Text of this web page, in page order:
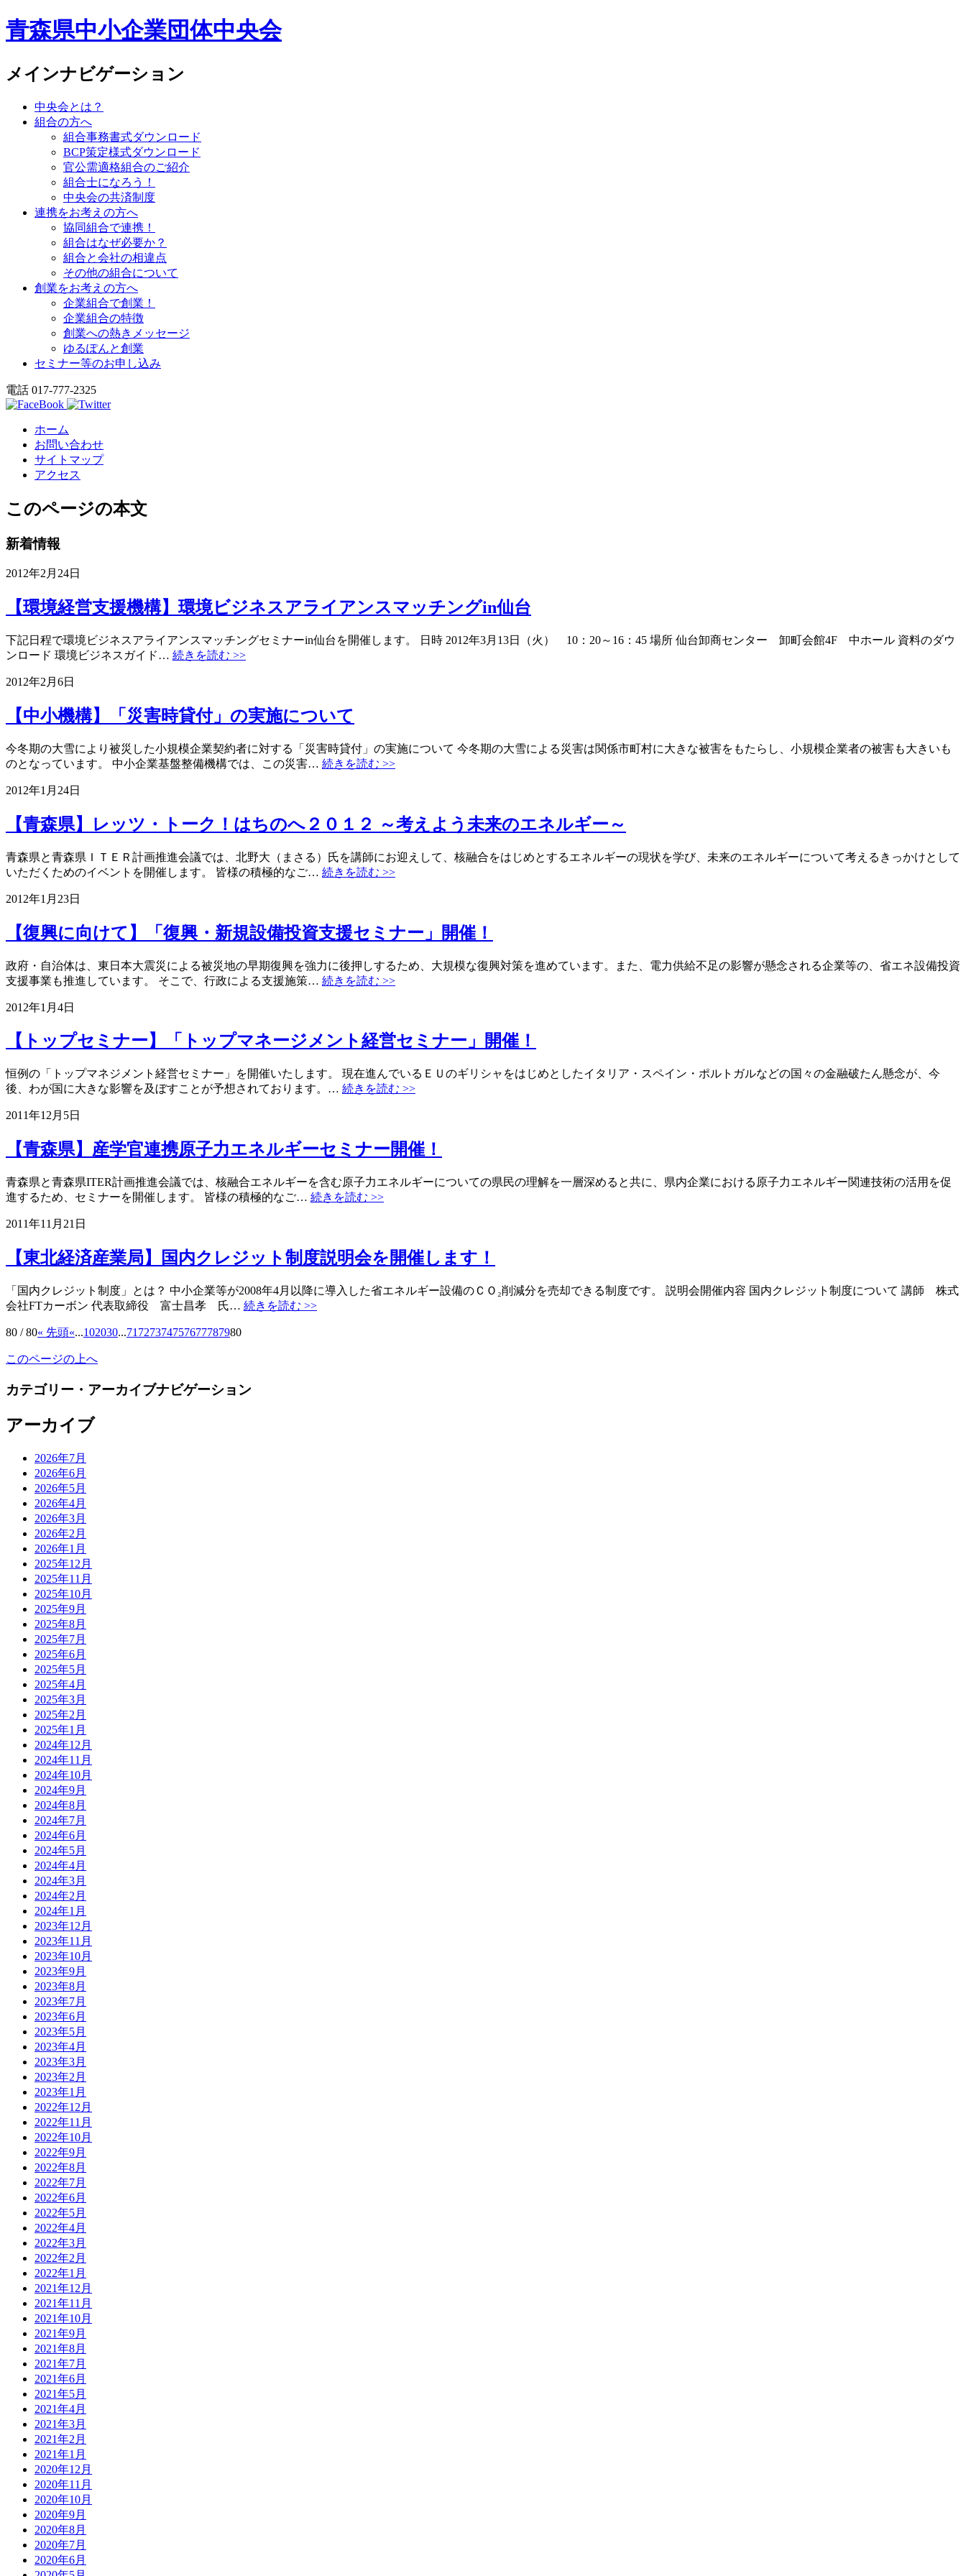
青森県中小企業団体中央会
メインナビゲーション
中央会とは？
組合の方へ
組合事務書式ダウンロード
BCP策定様式ダウンロード
官公需適格組合のご紹介
組合士になろう！
中央会の共済制度
連携をお考えの方へ
協同組合で連携！
組合はなぜ必要か？
組合と会社の相違点
その他の組合について
創業をお考えの方へ
企業組合で創業！
企業組合の特徴
創業への熱きメッセージ
ゆるぽんと創業
セミナー等のお申し込み
電話 017-777-2325
ホーム
お問い合わせ
サイトマップ
アクセス
このページの本文
新着情報
2012年2月24日
【環境経営支援機構】環境ビジネスアライアンスマッチングin仙台
下記日程で環境ビジネスアライアンスマッチングセミナーin仙台を開催します。 日時 2012年3月13日（火） 10：20～16：45 場所 仙台卸商センター 卸町会館4F 中ホール 資料のダウ
ンロード 環境ビジネスガイド… 続きを読む >>
2012年2月6日
【中小機構】「災害時貸付」の実施について
今冬期の大雪により被災した小規模企業契約者に対する「災害時貸付」の実施について 今冬期の大雪による災害は関係市町村に大きな被害をもたらし、小規模企業者の被害も大きいも
のとなっています。 中小企業基盤整備機構では、この災害… 続きを読む >>
2012年1月24日
【青森県】レッツ・トーク！はちのへ２０１２ ～考えよう未来のエネルギー～
青森県と青森県ＩＴＥＲ計画推進会議では、北野大（まさる）氏を講師にお迎えして、核融合をはじめとするエネルギーの現状を学び、未来のエネルギーについて考えるきっかけとして
いただくためのイベントを開催します。 皆様の積極的なご… 続きを読む >>
2012年1月23日
【復興に向けて】「復興・新規設備投資支援セミナー」開催！
政府・自治体は、東日本大震災による被災地の早期復興を強力に後押しするため、大規模な復興対策を進めています。また、電力供給不足の影響が懸念される企業等の、省エネ設備投資
支援事業も推進しています。 そこで、行政による支援施策… 続きを読む >>
2012年1月4日
【トップセミナー】「トップマネージメント経営セミナー」開催！
恒例の「トップマネジメント経営セミナー」を開催いたします。 現在進んでいるＥＵのギリシャをはじめとしたイタリア・スペイン・ポルトガルなどの国々の金融破たん懸念が、今
後、わが国に大きな影響を及ぼすことが予想されております。… 続きを読む >>
2011年12月5日
【青森県】産学官連携原子力エネルギーセミナー開催！
青森県と青森県ITER計画推進会議では、核融合エネルギーを含む原子力エネルギーについての県民の理解を一層深めると共に、県内企業における原子力エネルギー関連技術の活用を促
進するため、セミナーを開催します。 皆様の積極的なご… 続きを読む >>
2011年11月21日
【東北経済産業局】国内クレジット制度説明会を開催します！
「国内クレジット制度」とは？ 中小企業等が2008年4月以降に導入した省エネルギー設備のＣＯ₂削減分を売却できる制度です。 説明会開催内容 国内クレジット制度について 講師 株式
会社FTカーボン 代表取締役 富士昌孝 氏… 続きを読む >>
80 / 80« 先頭«...102030...71 727374757677787980
このページの上へ
カテゴリー・アーカイブナビゲーション
アーカイブ
2026年7月
2026年6月
2026年5月
2026年4月
2026年3月
2026年2月
2026年1月
2025年12月
2025年11月
2025年10月
2025年9月
2025年8月
2025年7月
2025年6月
2025年5月
2025年4月
2025年3月
2025年2月
2025年1月
2024年12月
2024年11月
2024年10月
2024年9月
2024年8月
2024年7月
2024年6月
2024年5月
2024年4月
2024年3月
2024年2月
2024年1月
2023年12月
2023年11月
2023年10月
2023年9月
2023年8月
2023年7月
2023年6月
2023年5月
2023年4月
2023年3月
2023年2月
2023年1月
2022年12月
2022年11月
2022年10月
2022年9月
2022年8月
2022年7月
2022年6月
2022年5月
2022年4月
2022年3月
2022年2月
2022年1月
2021年12月
2021年11月
2021年10月
2021年9月
2021年8月
2021年7月
2021年6月
2021年5月
2021年4月
2021年3月
2021年2月
2021年1月
2020年12月
2020年11月
2020年10月
2020年9月
2020年8月
2020年7月
2020年6月